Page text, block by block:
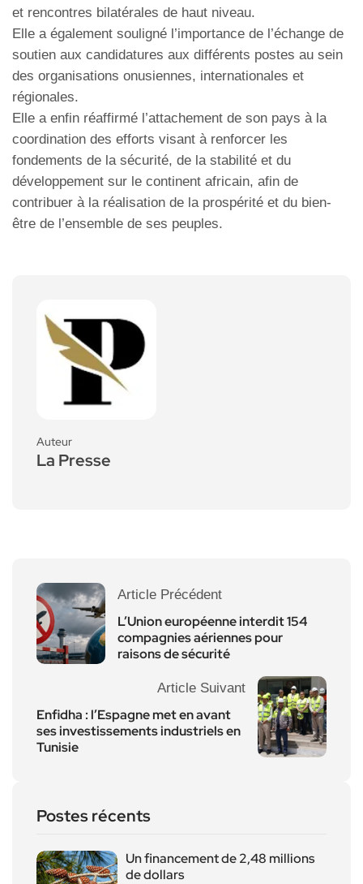
et rencontres bilatérales de haut niveau.
Elle a également souligné l’importance de l’échange de
soutien aux candidatures aux différents postes au sein
des organisations onusiennes, internationales et
régionales.
Elle a enfin réaffirmé l’attachement de son pays à la
coordination des efforts visant à renforcer les
fondements de la sécurité, de la stabilité et du
développement sur le continent africain, afin de
contribuer à la réalisation de la prospérité et du bien-
être de l’ensemble de ses peuples.
Auteur
La Presse
Article Précédent
L’Union européenne interdit 154
compagnies aériennes pour
raisons de sécurité
Article Suivant
Enfidha : l’Espagne met en avant
ses investissements industriels en
Tunisie
Postes récents
Un financement de 2,48 millions
de dollars